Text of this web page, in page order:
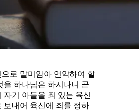
으로 말미암아 연약하여 할
을 하나님은 하시나니 곧
자기 아들을 죄 있는 육신
보내어 육신에 죄를 정하